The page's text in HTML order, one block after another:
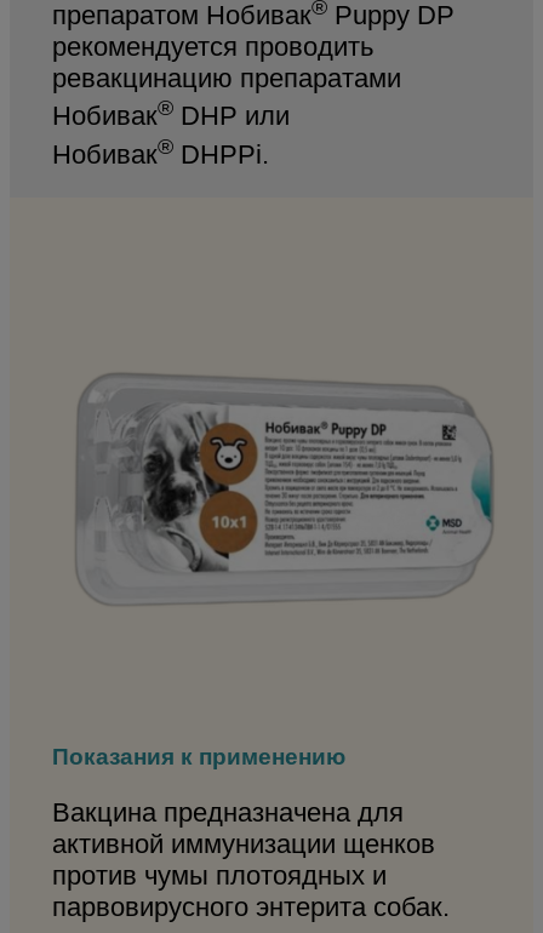
препаратом Нобивак®Puppy DP
рекомендуется проводить
ревакцинацию препаратами
Нобивак®DHP или
Нобивак®DHPPi.
Показания к применению
Вакцина предназначена для
активной иммунизации щенков
против чумы плотоядных и
парвовирусного энтерита собак.